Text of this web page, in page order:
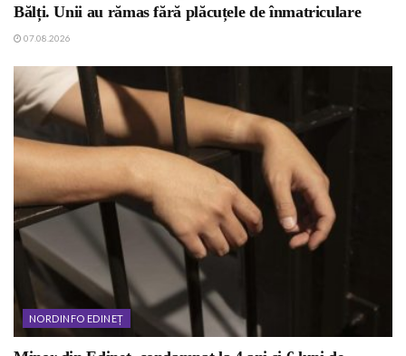
Bălți. Unii au rămas fără plăcuțele de înmatriculare
07.08.2026
NORDINFO EDINEȚ